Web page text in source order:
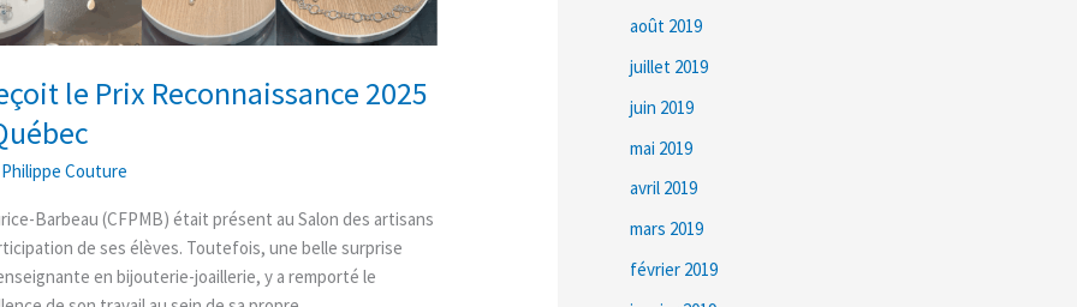
le Prix Reconnaissance 2025
Philippe Couture
Barbeau (CFPMB) était présent au Salon des artisans
de ses élèves. Toutefois, une belle surprise
en bijouterie-joaillerie, y a remporté le
août 2019
juillet 2019
juin 2019
mai 2019
avril 2019
mars 2019
février 2019